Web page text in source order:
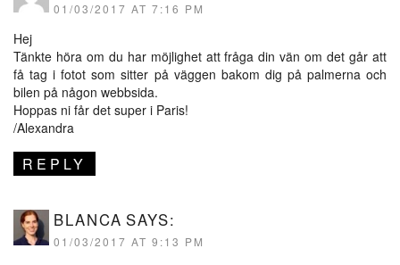
01/03/2017 AT 7:16 PM
Hej
Tänkte höra om du har möjlighet att fråga din vän om det går att
få tag i fotot som sitter på väggen bakom dig på palmerna och
bilen på någon webbsida.
Hoppas ni får det super i Paris!
/Alexandra
REPLY
BLANCA SAYS:
01/03/2017 AT 9:13 PM